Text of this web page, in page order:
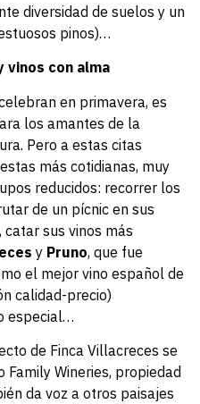
diversidad de suelos y un
pinos)…
vinos con alma
en primavera, es
los amantes de la
Pero a estas citas
más cotidianas, muy
reducidos: recorrer los
de un pícnic en sus
sus vinos más
y Pruno, que fue
el mejor vino español de
calidad-precio)
especial…
de Finca Villacreces se
Family Wineries, propiedad
da voz a otros paisajes